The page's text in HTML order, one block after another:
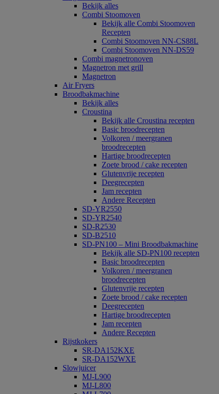
Bekijk alles
Combi Stoomoven
Bekijk alle Combi Stoomoven
Recepten
Combi Stoomoven NN-CS88L
Combi Stoomoven NN-DS59
Combi magnetronoven
Magnetron met grill
Magnetron
Air Fryers
Broodbakmachine
Bekijk alles
Croustina
Bekijk alle Croustina recepten
Basic broodrecepten
Volkoren / meergranen
broodrecepten
Hartige broodrecepten
Zoete brood / cake recepten
Glutenvrije recepten
Deegrecepten
Jam recepten
Andere Recepten
SD-YR2550
SD-YR2540
SD-R2530
SD-B2510
SD-PN100 – Mini Broodbakmachine
Bekijk alle SD-PN100 recepten
Basic broodrecepten
Volkoren / meergranen
broodrecepten
Glutenvrije recepten
Zoete brood / cake recepten
Deegrecepten
Hartige broodrecepten
Jam recepten
Andere Recepten
Rijstkokers
SR-DA152KXE
SR-DA152WXE
Slowjuicer
MJ-L900
MJ-L800